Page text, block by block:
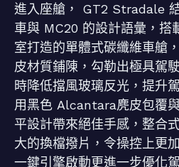
進入座艙， GT2 Stradale
車與 MC20 的設計語彙，
室打造的單體式碳纖維車艙
皮材質鋪陳，勾勒出極具駕
時降低擋風玻璃反光，提升
用黑色 Alcantara麂皮包覆
平設計帶來絕佳手感，整合
大的換檔撥片，令操控上更
一鍵引擎啟動更進一步優化